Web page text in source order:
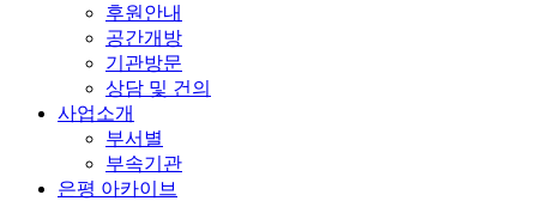
후원안내
공간개방
기관방문
상담 및 건의
사업소개
부서별
부속기관
은평 아카이브